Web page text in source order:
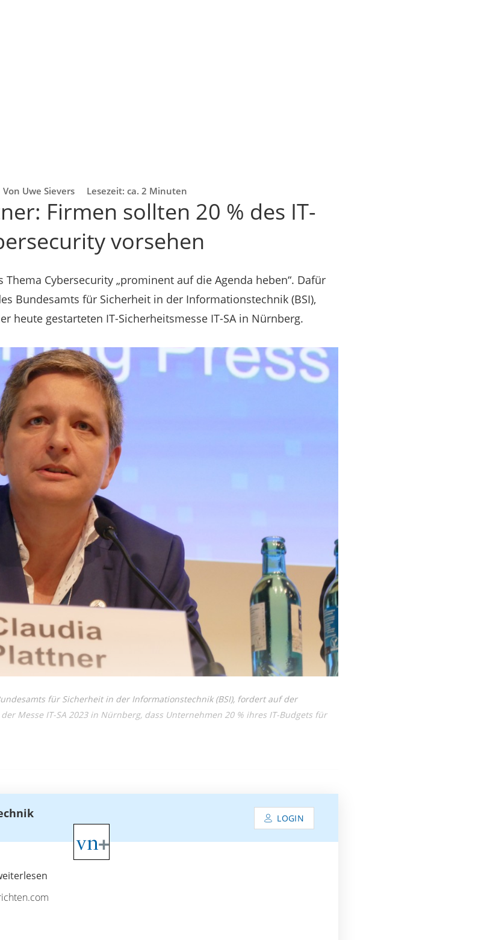
Von Uwe Sievers Lesezeit: ca. 2 Minuten
Firmen sollten 20 % des IT-
vorsehen
Cybersecurity „prominent auf die Agenda heben“. Dafür
Bundesamts für Sicherheit in der Informationstechnik (BSI),
heute gestarteten IT-Sicherheitsmesse IT-SA in Nürnberg.
für Sicherheit in der Informationstechnik (BSI), fordert auf der
Messe IT-SA 2023 in Nürnberg, dass Unternehmen 20 % ihres IT-Budgets für
LOGIN